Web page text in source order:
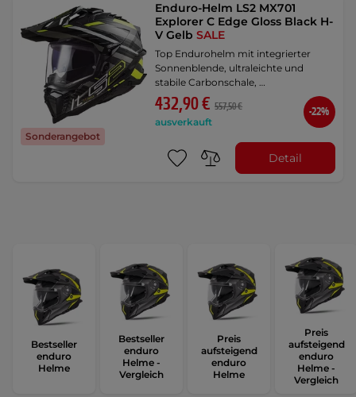
Sonderangebot
Enduro-Helm LS2 MX701
Explorer C Edge Gloss Black H-
V GelbSALE
Top Endurohelm mit integrierter
Sonnenblende, ultraleichte und
stabile Carbonschale, …
432,90 € 557,50 €
ausverkauft
-22%
Detail
Bestseller
enduro
Helme
Bestseller
enduro
Helme -
Vergleich
Preis
aufsteigend
enduro
Helme
Preis
aufsteigend
enduro
Helme -
Vergleich